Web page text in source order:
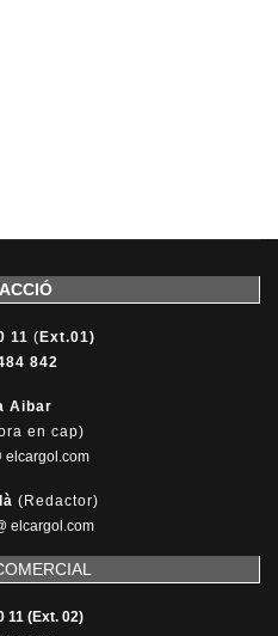
11 ( Ext.01)
842
Aibar
en cap)
elcargol.com
(Redactor)
elcargol.com
11 (Ext. 02)